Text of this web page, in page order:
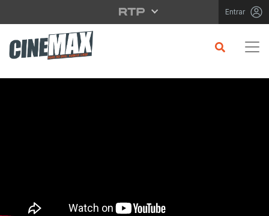
Saltar para o conteúdo principal Entrar
Filme em Cartaz